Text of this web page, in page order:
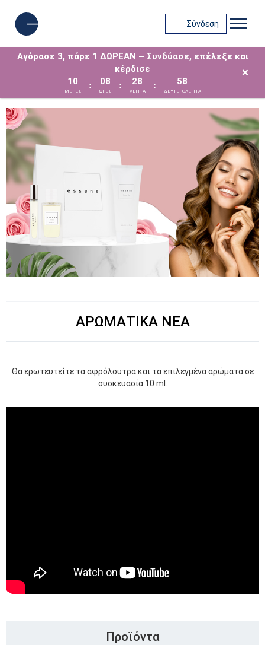
Σύνδεση
Αγόρασε 3, πάρε 1 ΔΩΡΕΑΝ – Συνδύασε, επέλεξε και
κέρδισε
10
ΜΈΡΕΣ
: 08
ΩΡΕΣ
: 28
ΛΕΠΤΑ
: 58
ΔΕΥΤΕΡΟΛΕΠΤΑ
×
ΑΡΩΜΑΤΙΚΑ ΝΕΑ
Θα ερωτευτείτε τα αφρόλουτρα και τα επιλεγμένα αρώματα σε
συσκευασία 10 ml.
Προϊόντα